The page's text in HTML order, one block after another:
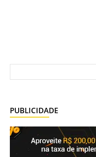
PUBLICIDADE